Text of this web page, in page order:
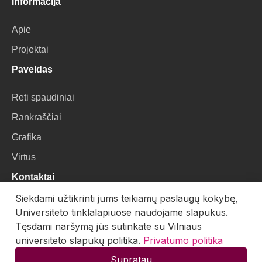
Apie
Projektai
Paveldas
Reti spaudiniai
Rankraščiai
Grafika
Virtus
Kontaktai
VU Biblioteka
Universiteto g. 3, LT-01122, Vilnius
El. paštas:skaitmenines.kolekcijos@mb.vu.lt
Siekdami užtikrinti jums teikiamų paslaugų kokybę,
Universiteto tinklalapiuose naudojame slapukus.
Tęsdami naršymą jūs sutinkate su Vilniaus
universiteto slapukų politika. Privatumo politika